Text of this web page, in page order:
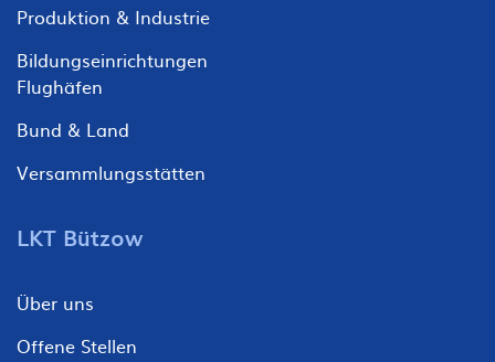
Produktion & Industrie
Bildungseinrichtungen
Flughäfen
Bund & Land
Versammlungsstätten
LKT Bützow
Über uns
Offene Stellen